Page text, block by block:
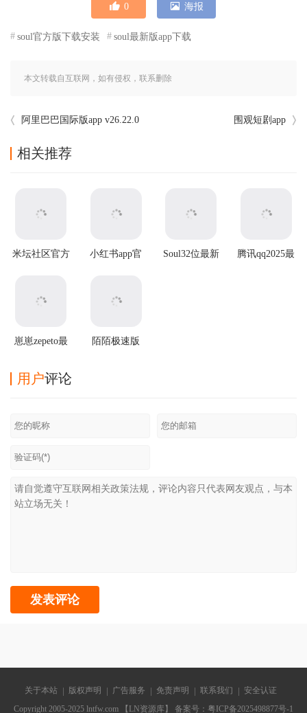
0 海报
soul官方版下载安装 soul最新版app下载
本文转载自互联网，如有侵权，联系删除
阿里巴巴国际版app v26.22.0 围观短剧app
相关推荐
米坛社区官方
小红书app官
Soul32位最新
腾讯qq2025最
崽崽zepeto最
陌陌极速版
用户评论
关于本站 版权声明 广告服务 免责声明 联系我们
安全认证
Copyright 2005-2025 lntfw.com 【LN资源库】 备案号： 粤ICP备2025498877号-1